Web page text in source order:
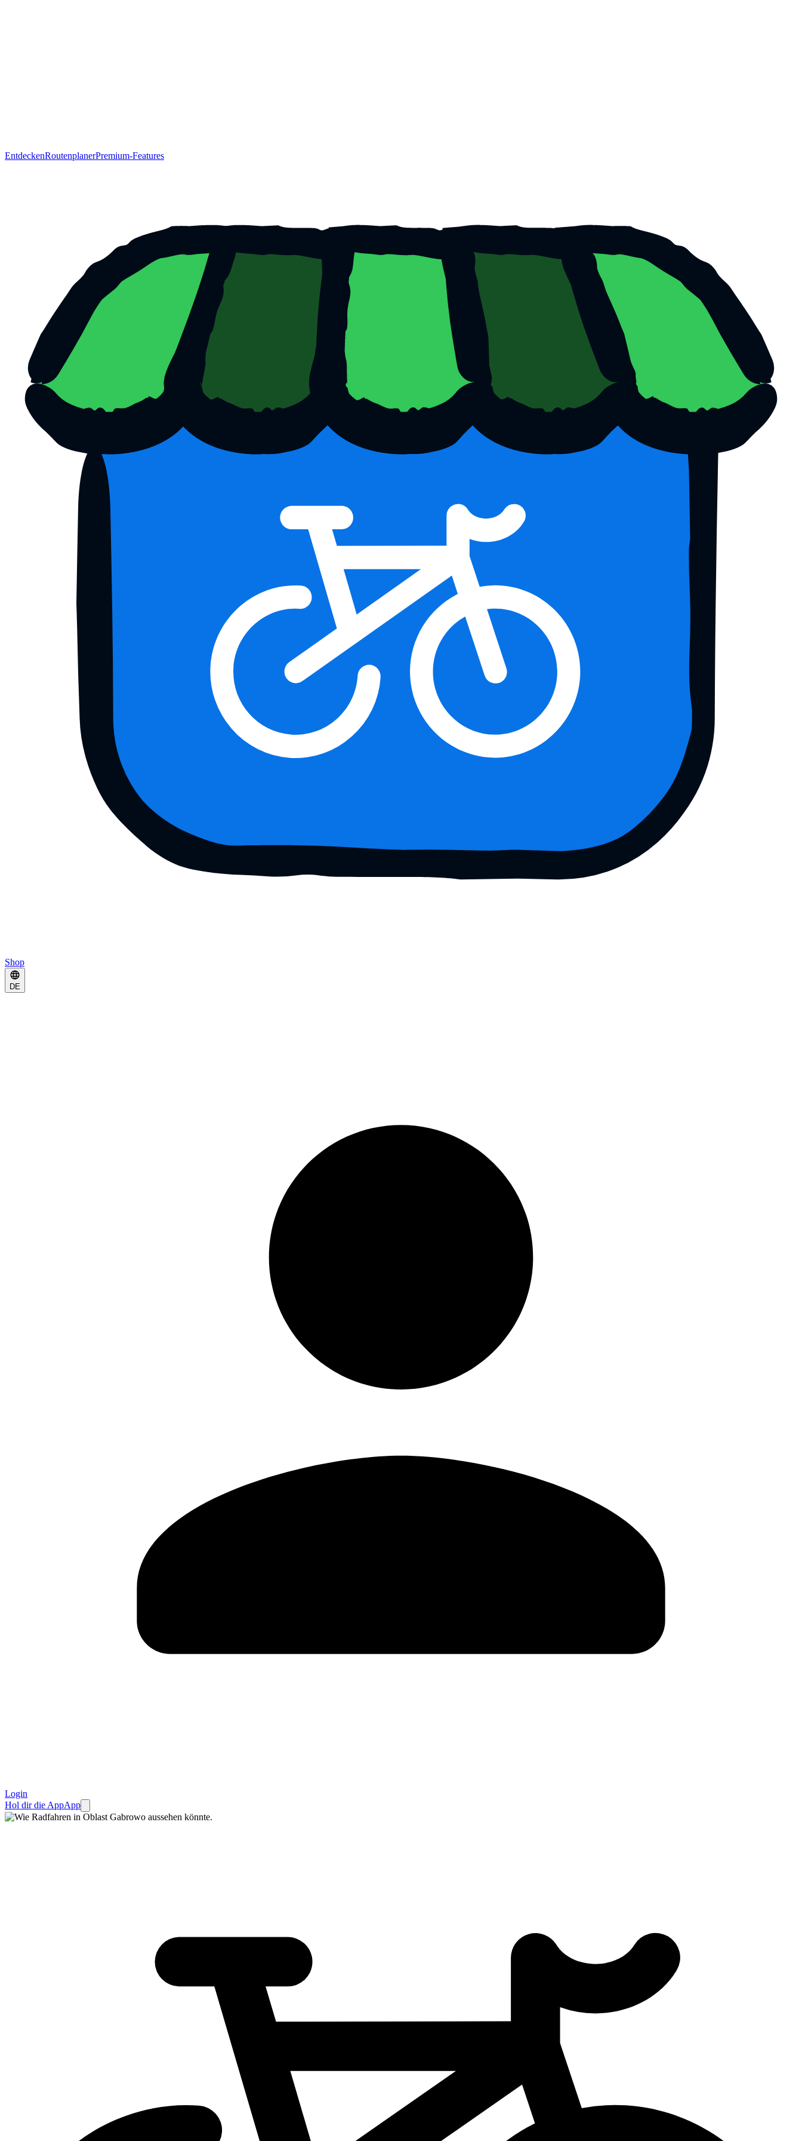
EntdeckenRoutenplanerPremium-Features
Shop
DE
Login
Hol dir die AppApp